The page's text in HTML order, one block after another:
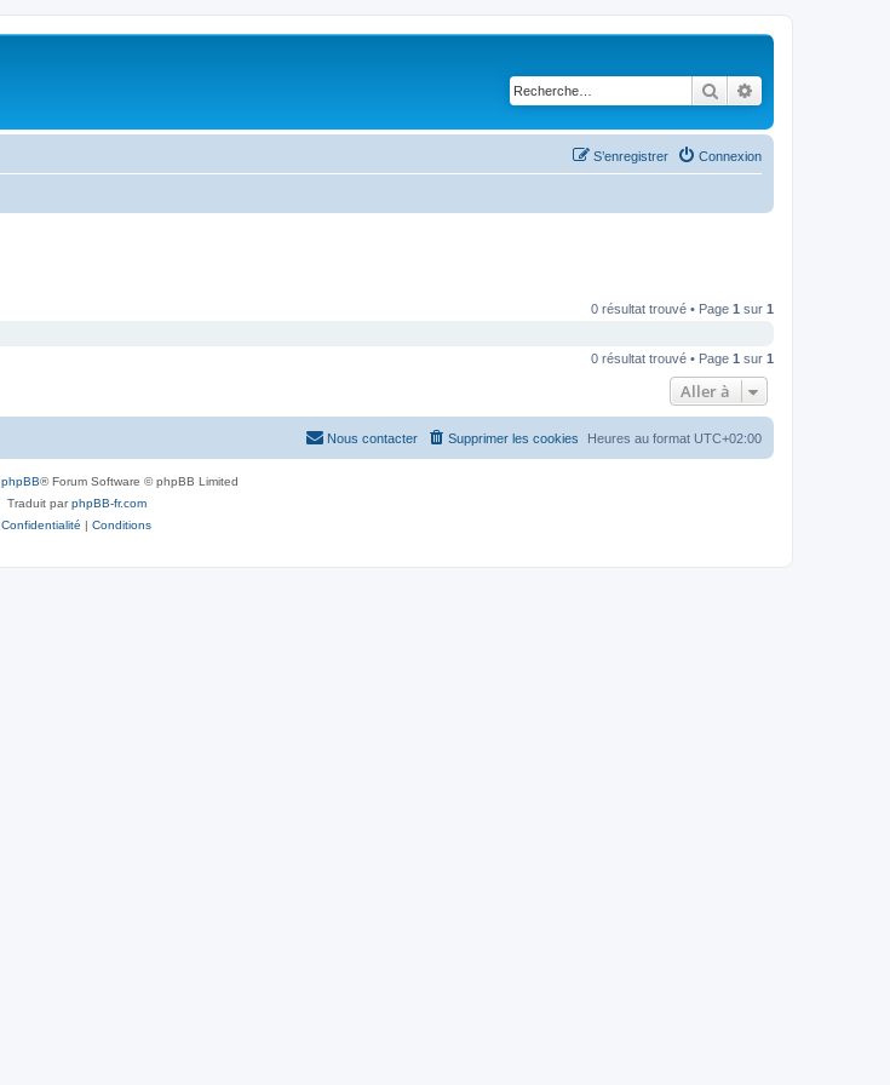
Rechercher
Connexion
S’enregistrer
0 résultat trouvé • Page 1 sur 1
0 résultat trouvé • Page 1 sur 1
Aller à
Heures au format UTC+02:00
Supprimer les cookies
Nous contacter
phpBB® Forum Software © phpBB Limited
Traduit parphpBB-fr.com
Confidentialité | Conditions